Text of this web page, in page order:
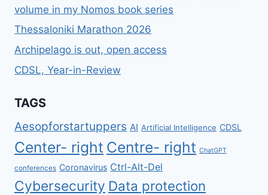
volume in my Nomos book series
Thessaloniki Marathon 2026
Archipelago is out, open access
CDSL, Year-in-Review
TAGS
Aesopforstartuppers AI Artificial Intelligence CDSL
Center- right Centre- right ChatGPT
conferences Coronavirus Ctrl-Alt-Del
Cybersecurity Data protection